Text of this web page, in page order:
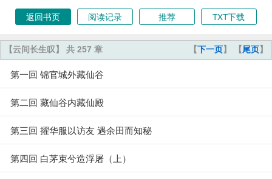
返回书页
阅读记录 推荐 TXT下载
【下一页】 【尾页】
【云间长生叹】 共 257 章
第一回 锦官城外藏仙谷
第二回 藏仙谷内藏仙殿
第三回 擢华服以访友 遇余田而知秘
第四回 白茅束兮造浮屠（上）